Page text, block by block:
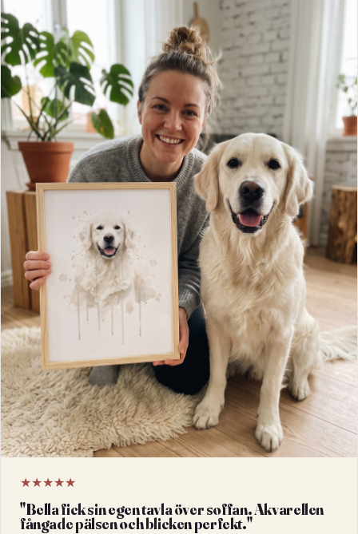
★★★★★
"Bella fick sin egen tavla över soffan. Akvarellen
fångade pälsen och blicken perfekt."